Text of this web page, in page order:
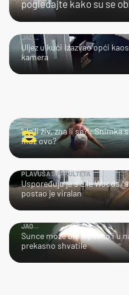
pogledajte kako su se
JAO...
Uljez u kući izazvao opći
kamera
LOL
"Je li živ, zna li se?": Snimka
muž ovo?
PLAVUŠA S FAKULTETA
Uspoređuju je s Elle Woods,
postao je viralan
JAO...
Sunce može biti opasno i u
prekasno shvatile